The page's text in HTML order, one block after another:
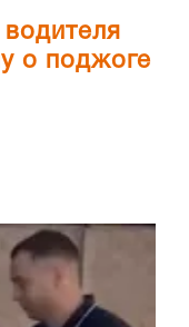
о поджоге